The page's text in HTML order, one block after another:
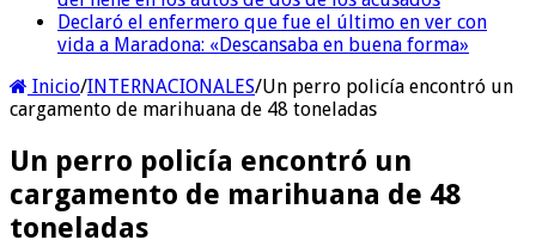
Declaró el enfermero que fue el último en ver con
vida a Maradona: «Descansaba en buena forma»
Inicio/INTERNACIONALES/Un perro policía encontró un
cargamento de marihuana de 48 toneladas
Un perro policía encontró un
cargamento de marihuana de 48
toneladas